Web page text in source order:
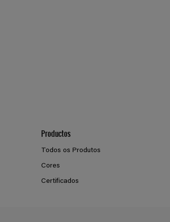
Productos
Todos os Produtos
Cores
Certificados